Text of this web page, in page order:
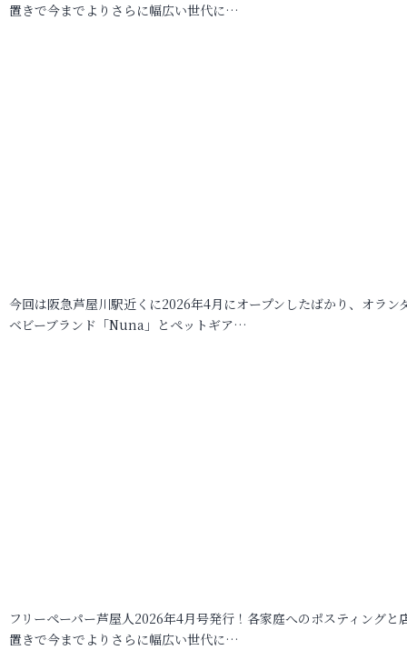
置きで今までよりさらに幅広い世代に…
今回は阪急芦屋川駅近くに2026年4月にオープンしたばかり、オラン
ベビーブランド「Nuna」とペットギア…
フリーペーパー芦屋人2026年4月号発行！各家庭へのポスティングと
置きで今までよりさらに幅広い世代に…